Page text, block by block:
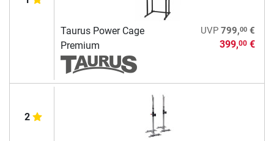
Taurus Power Cage
Premium
UVP 799,00€
399,00€
2